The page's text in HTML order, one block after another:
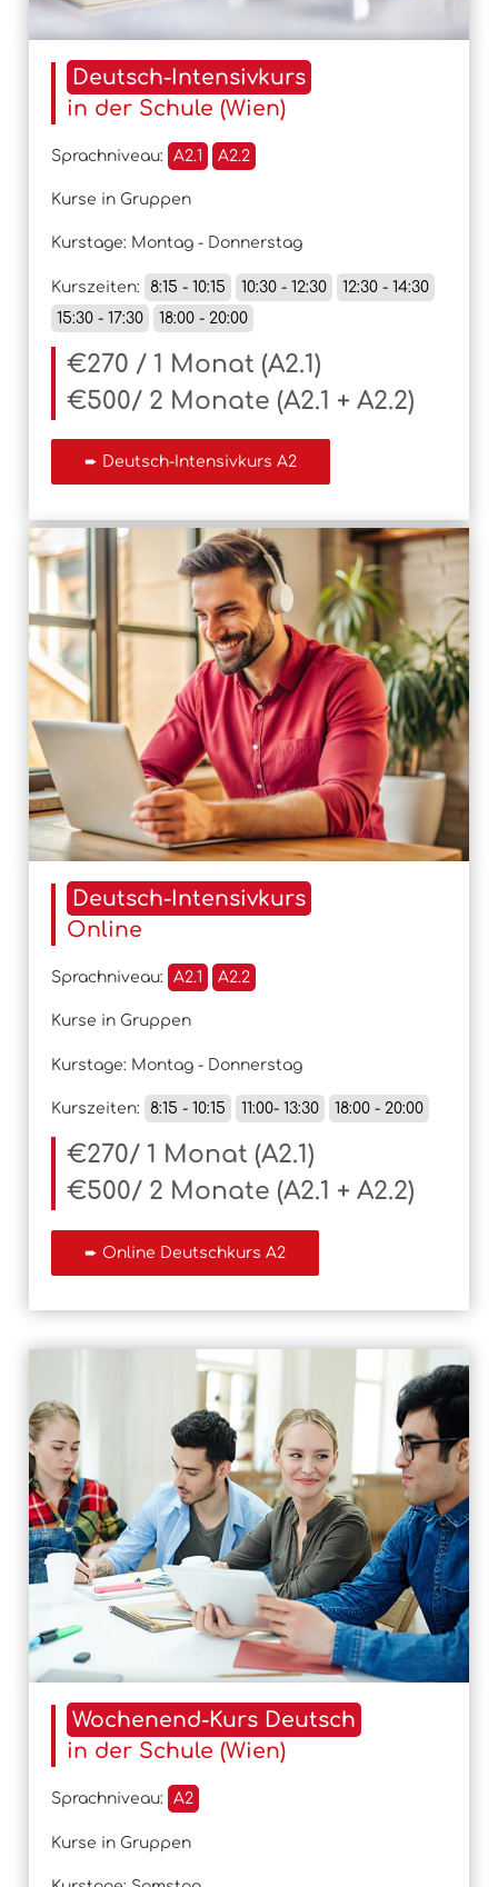
Deutsch-Intensivkurs
in der Schule (Wien)
Sprachniveau: A2.1 A2.2
Kurse in Gruppen
Kurstage: Montag - Donnerstag
Kurszeiten: 8:15 - 10:15 10:30 - 12:30
12:30 - 14:30
15:30 - 17:30
18:00 - 20:00
€270 / 1 Monat (A2.1)
€500/ 2 Monate (A2.1 + A2.2)
Deutsch-Intensivkurs
Online
Sprachniveau: A2.1 A2.2
Kurse in Gruppen
Kurstage: Montag - Donnerstag
Kurszeiten: 8:15 - 10:15 11:00- 13:30 18:00 - 20:00
€270/ 1 Monat (A2.1)
€500/ 2 Monate (A2.1 + A2.2)
Wochenend-Kurs Deutsch
in der Schule (Wien)
Sprachniveau: A2
Kurse in Gruppen